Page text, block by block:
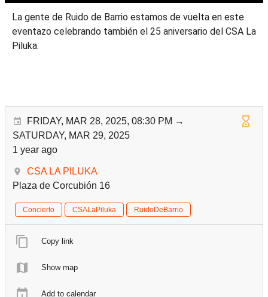
La gente de Ruido de Barrio estamos de vuelta en este
eventazo celebrando también el 25 aniversario del CSA La
Piluka.
FRIDAY, MAR 28, 2025, 08:30 PM →
SATURDAY, MAR 29, 2025
1 year ago
CSA LA PILUKA
Plaza de Corcubión 16
Concierto CSALaPiluka RuidoDeBarrio
Copy link
Show map
Add to calendar